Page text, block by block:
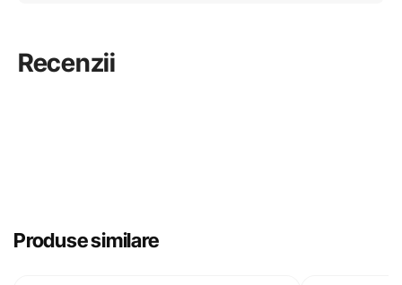
Recenzii
Produse similare